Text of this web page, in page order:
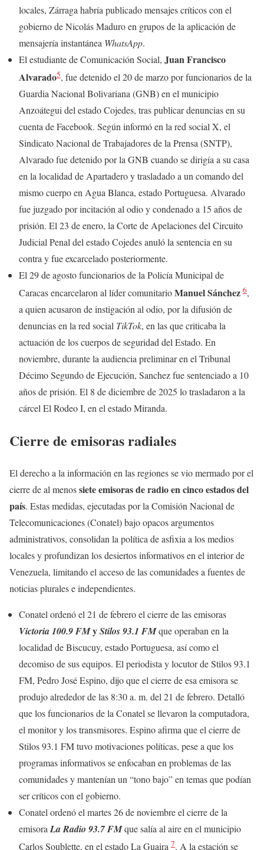
locales, Zárraga habría publicado mensajes críticos con el
gobierno de Nicolás Maduro en grupos de la aplicación de
mensajería instantánea WhatsApp.
El estudiante de Comunicación Social, Juan Francisco
Alvarado5, fue detenido el 20 de marzo por funcionarios de la
Guardia Nacional Bolivariana (GNB) en el municipio
Anzoátegui del estado Cojedes, tras publicar denuncias en su
cuenta de Facebook. Según informó en la red social X, el
Sindicato Nacional de Trabajadores de la Prensa (SNTP),
Alvarado fue detenido por la GNB cuando se dirigía a su casa
en la localidad de Apartadero y trasladado a un comando del
mismo cuerpo en Agua Blanca, estado Portuguesa. Alvarado
fue juzgado por incitación al odio y condenado a 15 años de
prisión. El 23 de enero, la Corte de Apelaciones del Circuito
Judicial Penal del estado Cojedes anuló la sentencia en su
contra y fue excarcelado posteriormente.
El 29 de agosto funcionarios de la Policía Municipal de
Caracas encarcelaron al líder comunitarioManuel Sánchez 6,
a quien acusaron de instigación al odio, por la difusión de
denuncias en la red social TikTok, en las que criticaba la
actuación de los cuerpos de seguridad del Estado. En
noviembre, durante la audiencia preliminar en el Tribunal
Décimo Segundo de Ejecución, Sanchez fue sentenciado a 10
años de prisión. El 8 de diciembre de 2025 lo trasladaron a la
cárcel El Rodeo I, en el estado Miranda.
Cierre de emisoras radiales
El derecho a la información en las regiones se vio mermado por el
cierre de al menossiete emisoras de radio en cinco estados del
país. Estas medidas, ejecutadas por la Comisión Nacional de
Telecomunicaciones (Conatel) bajo opacos argumentos
administrativos, consolidan la política de asfixia a los medios
locales y profundizan los desiertos informativos en el interior de
Venezuela, limitando el acceso de las comunidades a fuentes de
noticias plurales e independientes.
Conatel ordenó el 21 de febrero el cierre de las emisoras
Victoria 100.9 FMyStilos 93.1 FMque operaban en la
localidad de Biscucuy, estado Portuguesa, así como el
decomiso de sus equipos. El periodista y locutor de Stilos 93.1
FM, Pedro José Espino, dijo que el cierre de esa emisora se
produjo alrededor de las 8:30 a. m. del 21 de febrero. Detalló
que los funcionarios de la Conatel se llevaron la computadora,
el monitor y los transmisores. Espino afirma que el cierre de
Stilos 93.1 FM tuvo motivaciones políticas, pese a que los
programas informativos se enfocaban en problemas de las
comunidades y mantenían un “tono bajo” en temas que podían
ser críticos con el gobierno.
Conatel ordenó el martes 26 de noviembre el cierre de la
emisora La Radio 93.7 FMque salía al aire en el municipio
Carlos Soublette, en el estado La Guaira 7. A la estación se